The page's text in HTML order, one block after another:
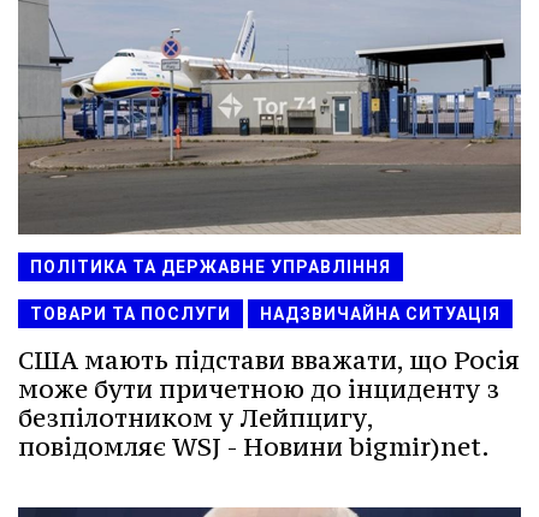
ПОЛІТИКА ТА ДЕРЖАВНЕ УПРАВЛІННЯ
ТОВАРИ ТА ПОСЛУГИ НАДЗВИЧАЙНА СИТУАЦІЯ
США мають підстави вважати, що Росія
може бути причетною до інциденту з
безпілотником у Лейпцигу,
повідомляє WSJ - Новини bigmir)net.